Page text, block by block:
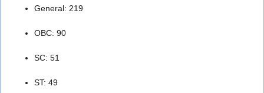
General: 219
OBC: 90
SC: 51
ST: 49